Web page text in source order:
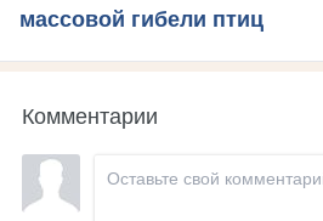
массовой гибели птиц
Комментарии